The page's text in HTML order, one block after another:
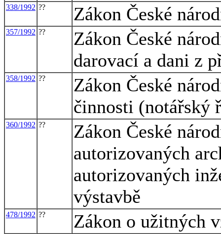
338/1992 ?? Zákon České
357/1992 ??
Zákon České
darovací a dani z
358/1992 ??
Zákon České
činnosti (notářský
360/1992 ??
Zákon České
autorizovaných
autorizovaných
výstavbě
478/1992 ?? Zákon o užitných